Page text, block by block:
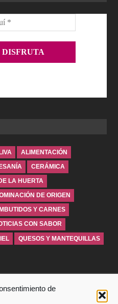
de
ALIMENTACIÓN
CERÁMICA
LA HUERTA
DE ORIGEN
Y CARNES
CON SABOR
QUESOS Y MANTEQUILLAS